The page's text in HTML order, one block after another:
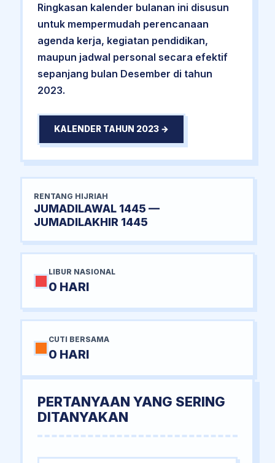
Ringkasan kalender bulanan ini disusun
untuk mempermudah perencanaan
agenda kerja, kegiatan pendidikan,
maupun jadwal personal secara efektif
sepanjang bulan Desember di tahun
2023.
KALENDER TAHUN 2023 →
RENTANG HIJRIAH
JUMADILAWAL 1445 —
JUMADILAKHIR 1445
LIBUR NASIONAL
0 HARI
CUTI BERSAMA
0 HARI
PERTANYAAN YANG SERING
DITANYAKAN